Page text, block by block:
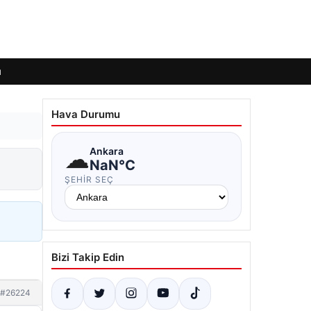
#26224
Hava Durumu
☁Ankara
NaN°C
ŞEHIR SEÇ
Bizi Takip Edin